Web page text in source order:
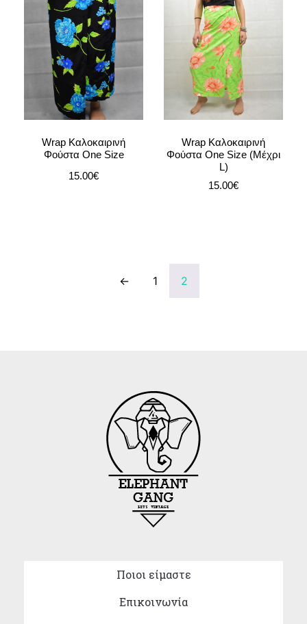
Wrap Καλοκαιρινή
Φούστα One Size
15.00€
Wrap Καλοκαιρινή
Φούστα One Size (Μέχρι
L)
15.00€
← 1 2
Ποιοι είμαστε
Επικοινωνία